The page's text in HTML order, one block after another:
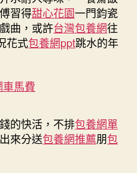
習得甜心花園一門鈞瓷
曲，或許台灣包養網往
花式包養網ppt跳水的年
馬費
的快活，不排包養網單
來分送包養網推薦朋包